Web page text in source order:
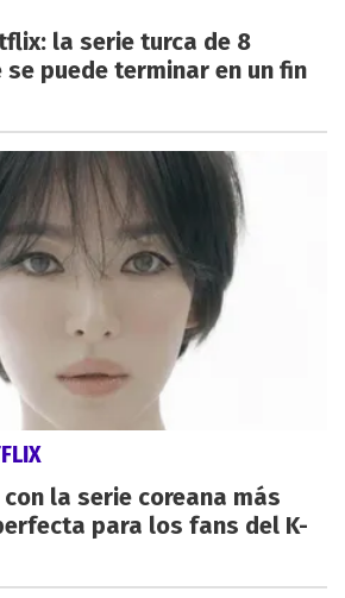
la serie turca de 8
puede terminar en un fin
la serie coreana más
para los fans del K-